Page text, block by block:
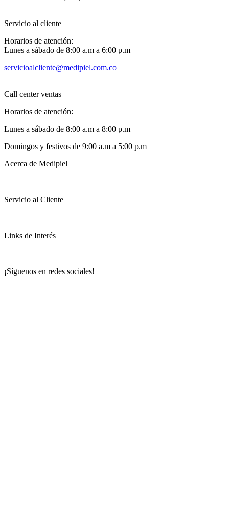
Servicio al cliente
Horarios de atención:
Lunes a sábado de 8:00 a.m a 6:00 p.m
servicioalcliente@medipiel.com.co
Call center ventas
Horarios de atención:
Lunes a sábado de 8:00 a.m a 8:00 p.m
Domingos y festivos de 9:00 a.m a 5:00 p.m
Acerca de Medipiel
Servicio al Cliente
Links de Interés
¡Síguenos en redes sociales!